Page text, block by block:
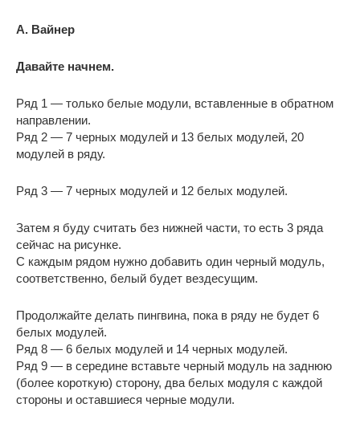
А. Вайнер
Давайте начнем.
Ряд 1 — только белые модули, вставленные в обратном
направлении.
Ряд 2 — 7 черных модулей и 13 белых модулей, 20
модулей в ряду.
Ряд 3 — 7 черных модулей и 12 белых модулей.
Затем я буду считать без нижней части, то есть 3 ряда
сейчас на рисунке.
С каждым рядом нужно добавить один черный модуль,
соответственно, белый будет вездесущим.
Продолжайте делать пингвина, пока в ряду не будет 6
белых модулей.
Ряд 8 — 6 белых модулей и 14 черных модулей.
Ряд 9 — в середине вставьте черный модуль на заднюю
(более короткую) сторону, два белых модуля с каждой
стороны и оставшиеся черные модули.